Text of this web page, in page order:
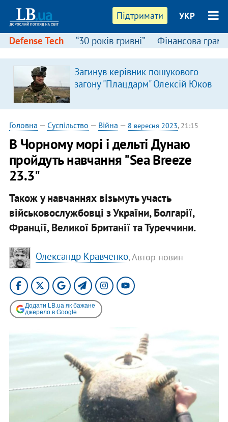
Підтримати УКР
Defense Tech “30 років гривні” Фінансова
Загинув керівник пошукового
загону "Плацдарм" Олексій Юков
Головна — Суспільство — Війна — 8 вересня 2023, 21:15
В Чорному морі і дельті Дунаю
пройдуть навчання "Sea Breeze
23.3"
Також у навчаннях візьмуть участь
військовослужбовці з України, Болгарії,
Франції, Великої Британії та Туреччини.
Олександр Кравченко, Автор новин
Додати LB.ua як бажане
джерело в Google